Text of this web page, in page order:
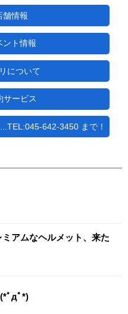
舗情報
ント情報
について
サービス
642-3450 まで！
アムなヘルメット、来た
ﾟдﾟ*)